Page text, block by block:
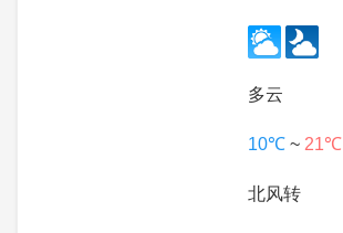
多云
10℃ ~ 21℃
北风转